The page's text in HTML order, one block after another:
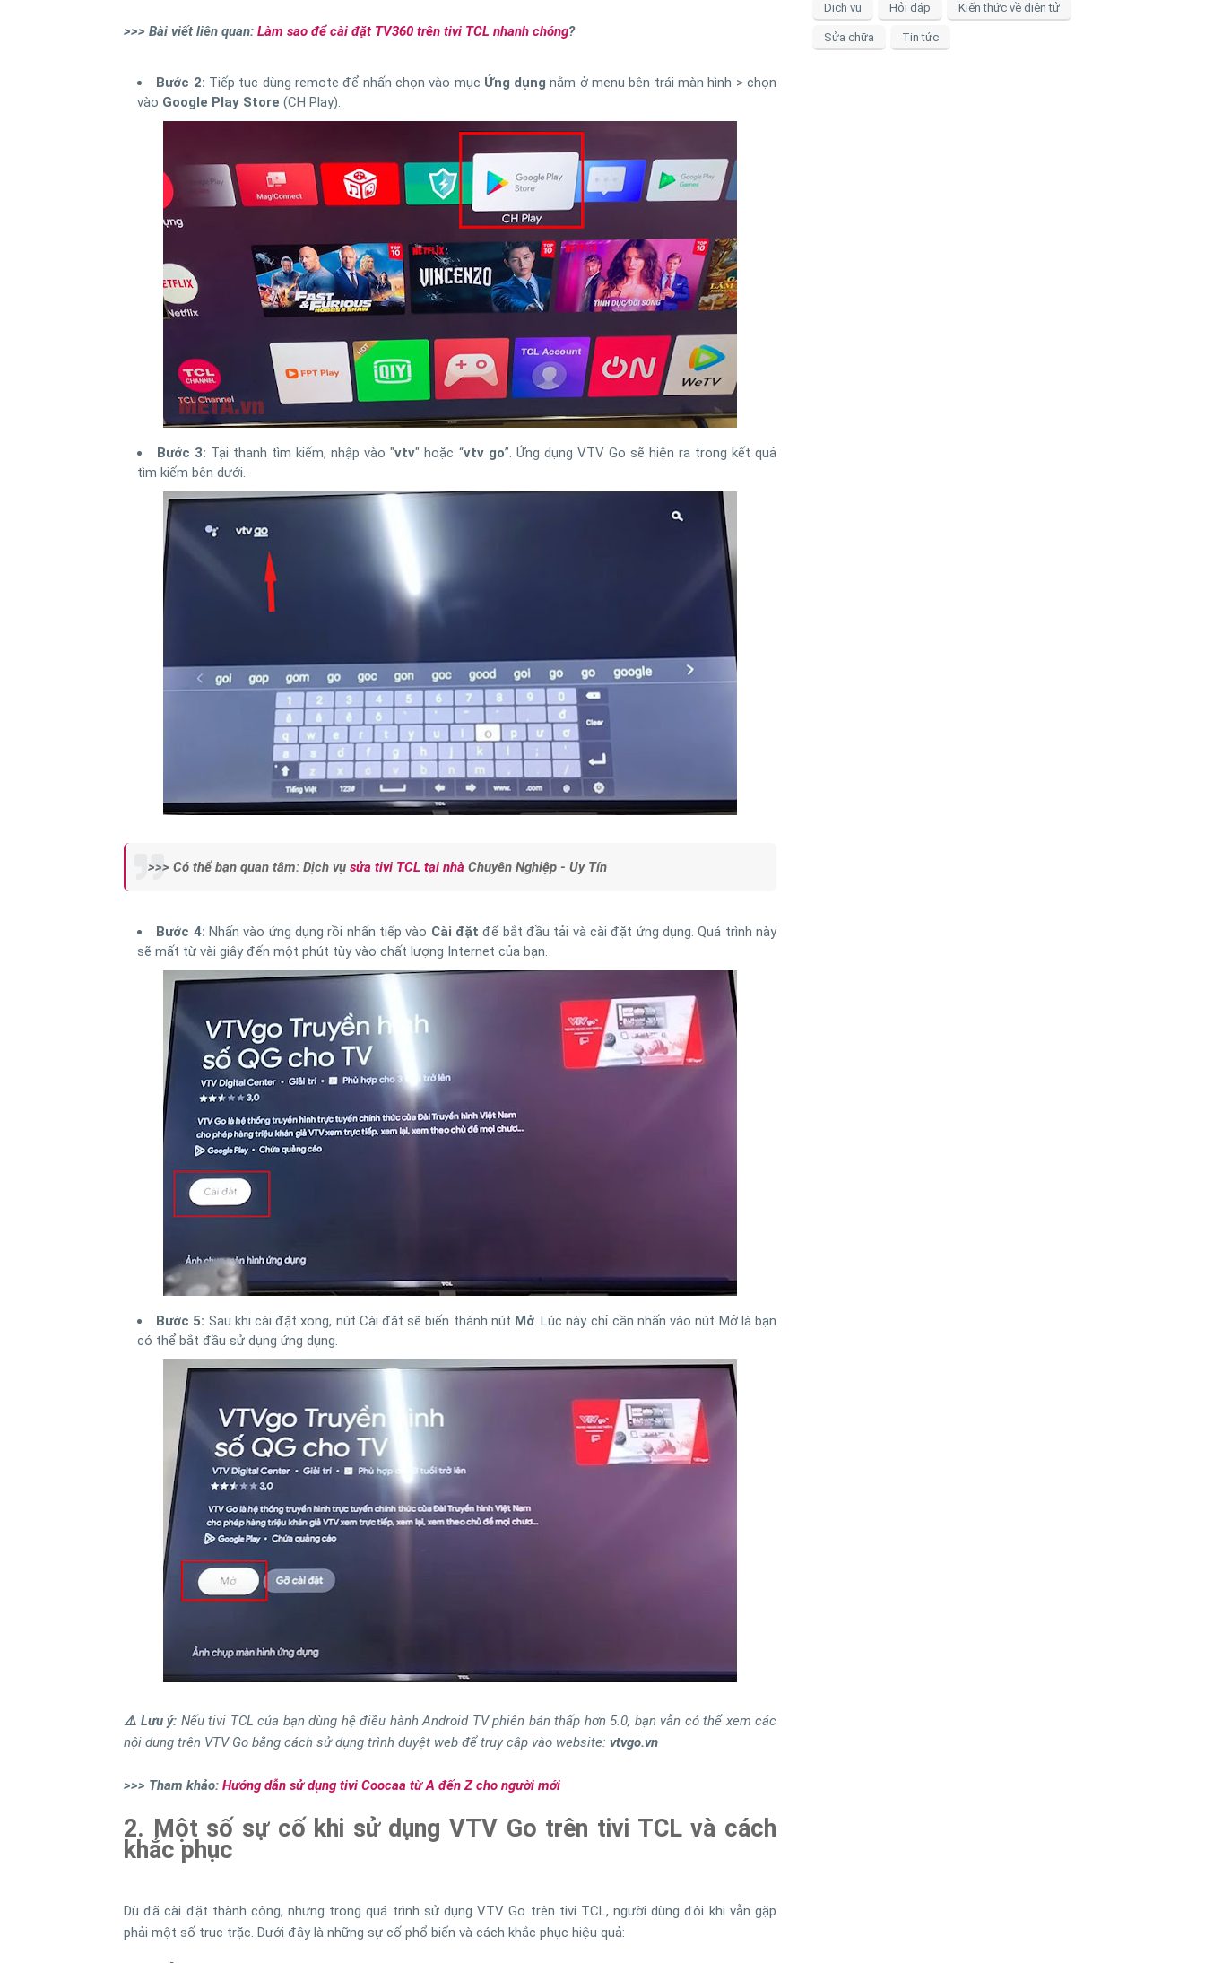
>>> Bài viết liên quan: Làm sao để cài đặt TV360 trên tivi TCL nhanh chóng?
Bước 2: Tiếp tục dùng remote để nhấn chọn vào mục Ứng dụng nằm ở menu bên trái màn hình > chọn
vào Google Play Store (CH Play).
Bước 3: Tại thanh tìm kiếm, nhập vào "vtv" hoặc “vtv go”. Ứng dụng VTV Go sẽ hiện ra trong kết quả
tìm kiếm bên dưới.
>>> Có thể bạn quan tâm: Dịch vụ sửa tivi TCL tại nhà Chuyên Nghiệp - Uy Tín
Bước 4:Nhấn vào ứng dụng rồi nhấn tiếp vào Cài đặt để bắt đầu tải và cài đặt ứng dụng. Quá trình này
sẽ mất từ vài giây đến một phút tùy vào chất lượng Internet của bạn.
Bước 5: Sau khi cài đặt xong, nút Cài đặt sẽ biến thành nút Mở . Lúc này chỉ cần nhấn vào nút Mở là bạn
có thể bắt đầu sử dụng ứng dụng.
⚠️ Lưu ý: Nếu tivi TCL của bạn dùng hệ điều hành Android TV phiên bản thấp hơn 5.0, bạn vẫn có thể xem các
nội dung trên VTV Go bằng cách sử dụng trình duyệt web để truy cập vào website: vtvgo.vn
>>> Tham khảo: Hướng dẫn sử dụng tivi Coocaa từ A đến Z cho người mới
2. Một số sự cố khi sử dụng VTV Go trên tivi TCL và cách
khắc phục
Dù đã cài đặt thành công, nhưng trong quá trình sử dụng VTV Go trên tivi TCL, người dùng đôi khi vẫn gặp
phải một số trục trặc. Dưới đây là những sự cố phổ biến và cách khắc phục hiệu quả:
Dịch vụ Hỏi đáp Kiến thức về điện tử
Sửa chữa Tin tức